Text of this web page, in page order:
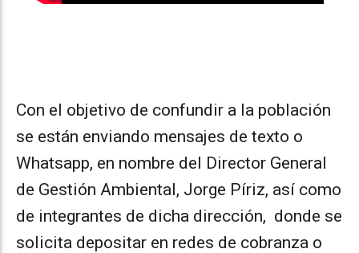
Con el objetivo de confundir a la población
se están enviando mensajes de texto o
Whatsapp, en nombre del Director General
de Gestión Ambiental, Jorge Píriz, así como
de integrantes de dicha dirección, donde se
solicita depositar en redes de cobranza o